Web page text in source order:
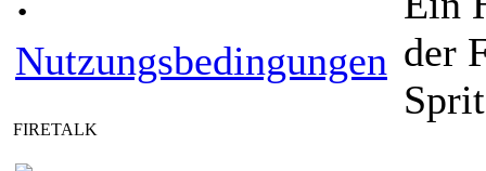
·
Nutzungsbedingungen
FIRETALK
der